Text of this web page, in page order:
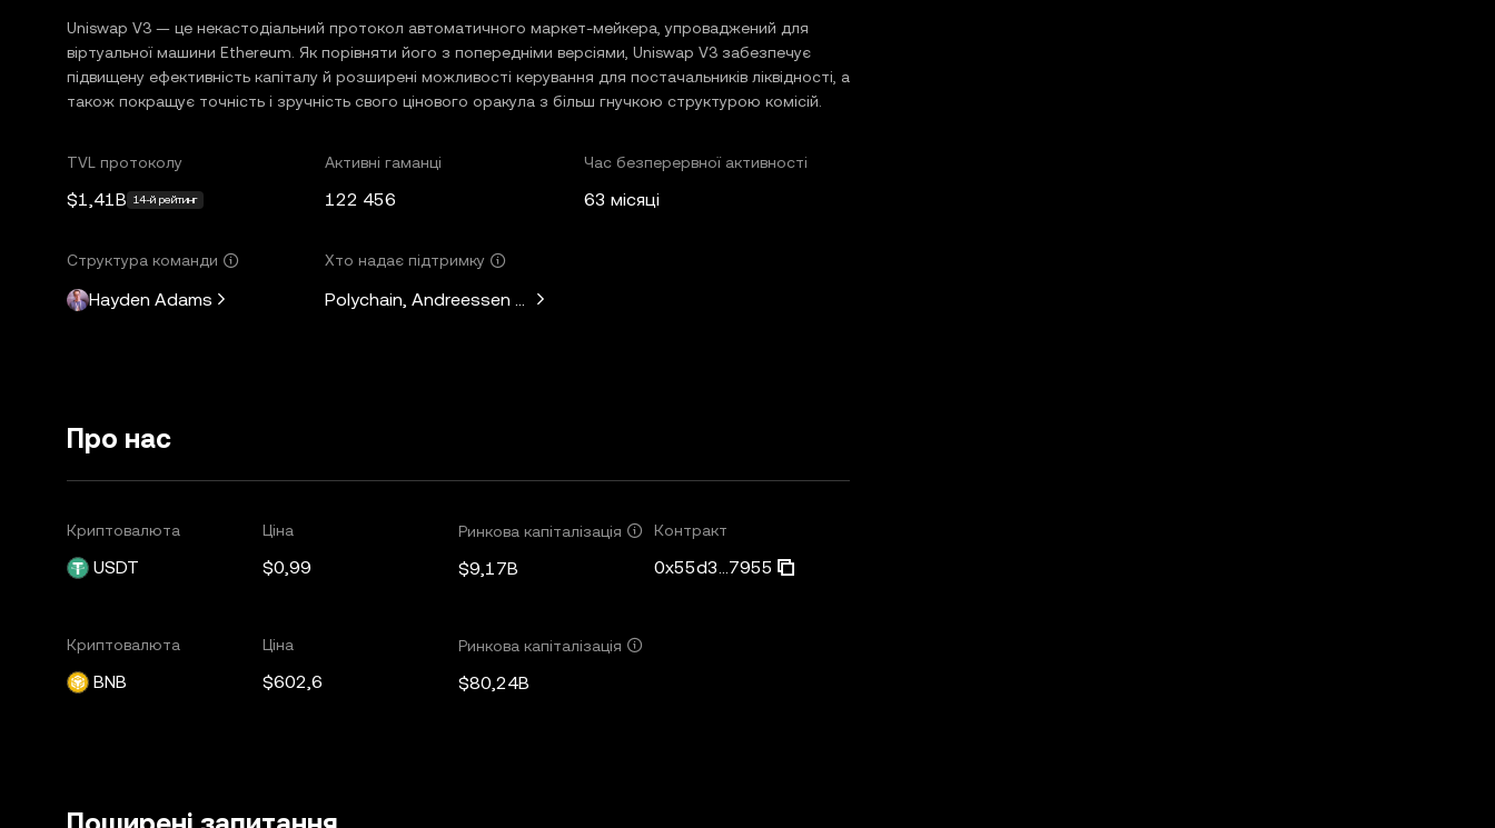
Uniswap V3 — це некастодіальний протокол автоматичного маркет-мейкера, упроваджений для
віртуальної машини Ethereum. Як порівняти його з попередніми версіями, Uniswap V3 забезпечує
підвищену ефективність капіталу й розширені можливості керування для постачальників ліквідності, а
також покращує точність і зручність свого цінового оракула з більш гнучкою структурою комісій.
TVL протоколу
$1,41B 14-й рейтинг
Активні гаманці
122 456
Час безперервної активності
63 місяці
Структура команди
Hayden Adams
Хто надає підтримку
Polychain, Andreessen Horowitz, Paradigm, Variant Fund, SV Angel
Про нас
Криптовалюта
USDT
Ціна
$0,99
Ринкова капіталізація
$9,17B
Контракт
0x55d3...7955
Криптовалюта
BNB
Ціна
$602,6
Ринкова капіталізація
$80,24B